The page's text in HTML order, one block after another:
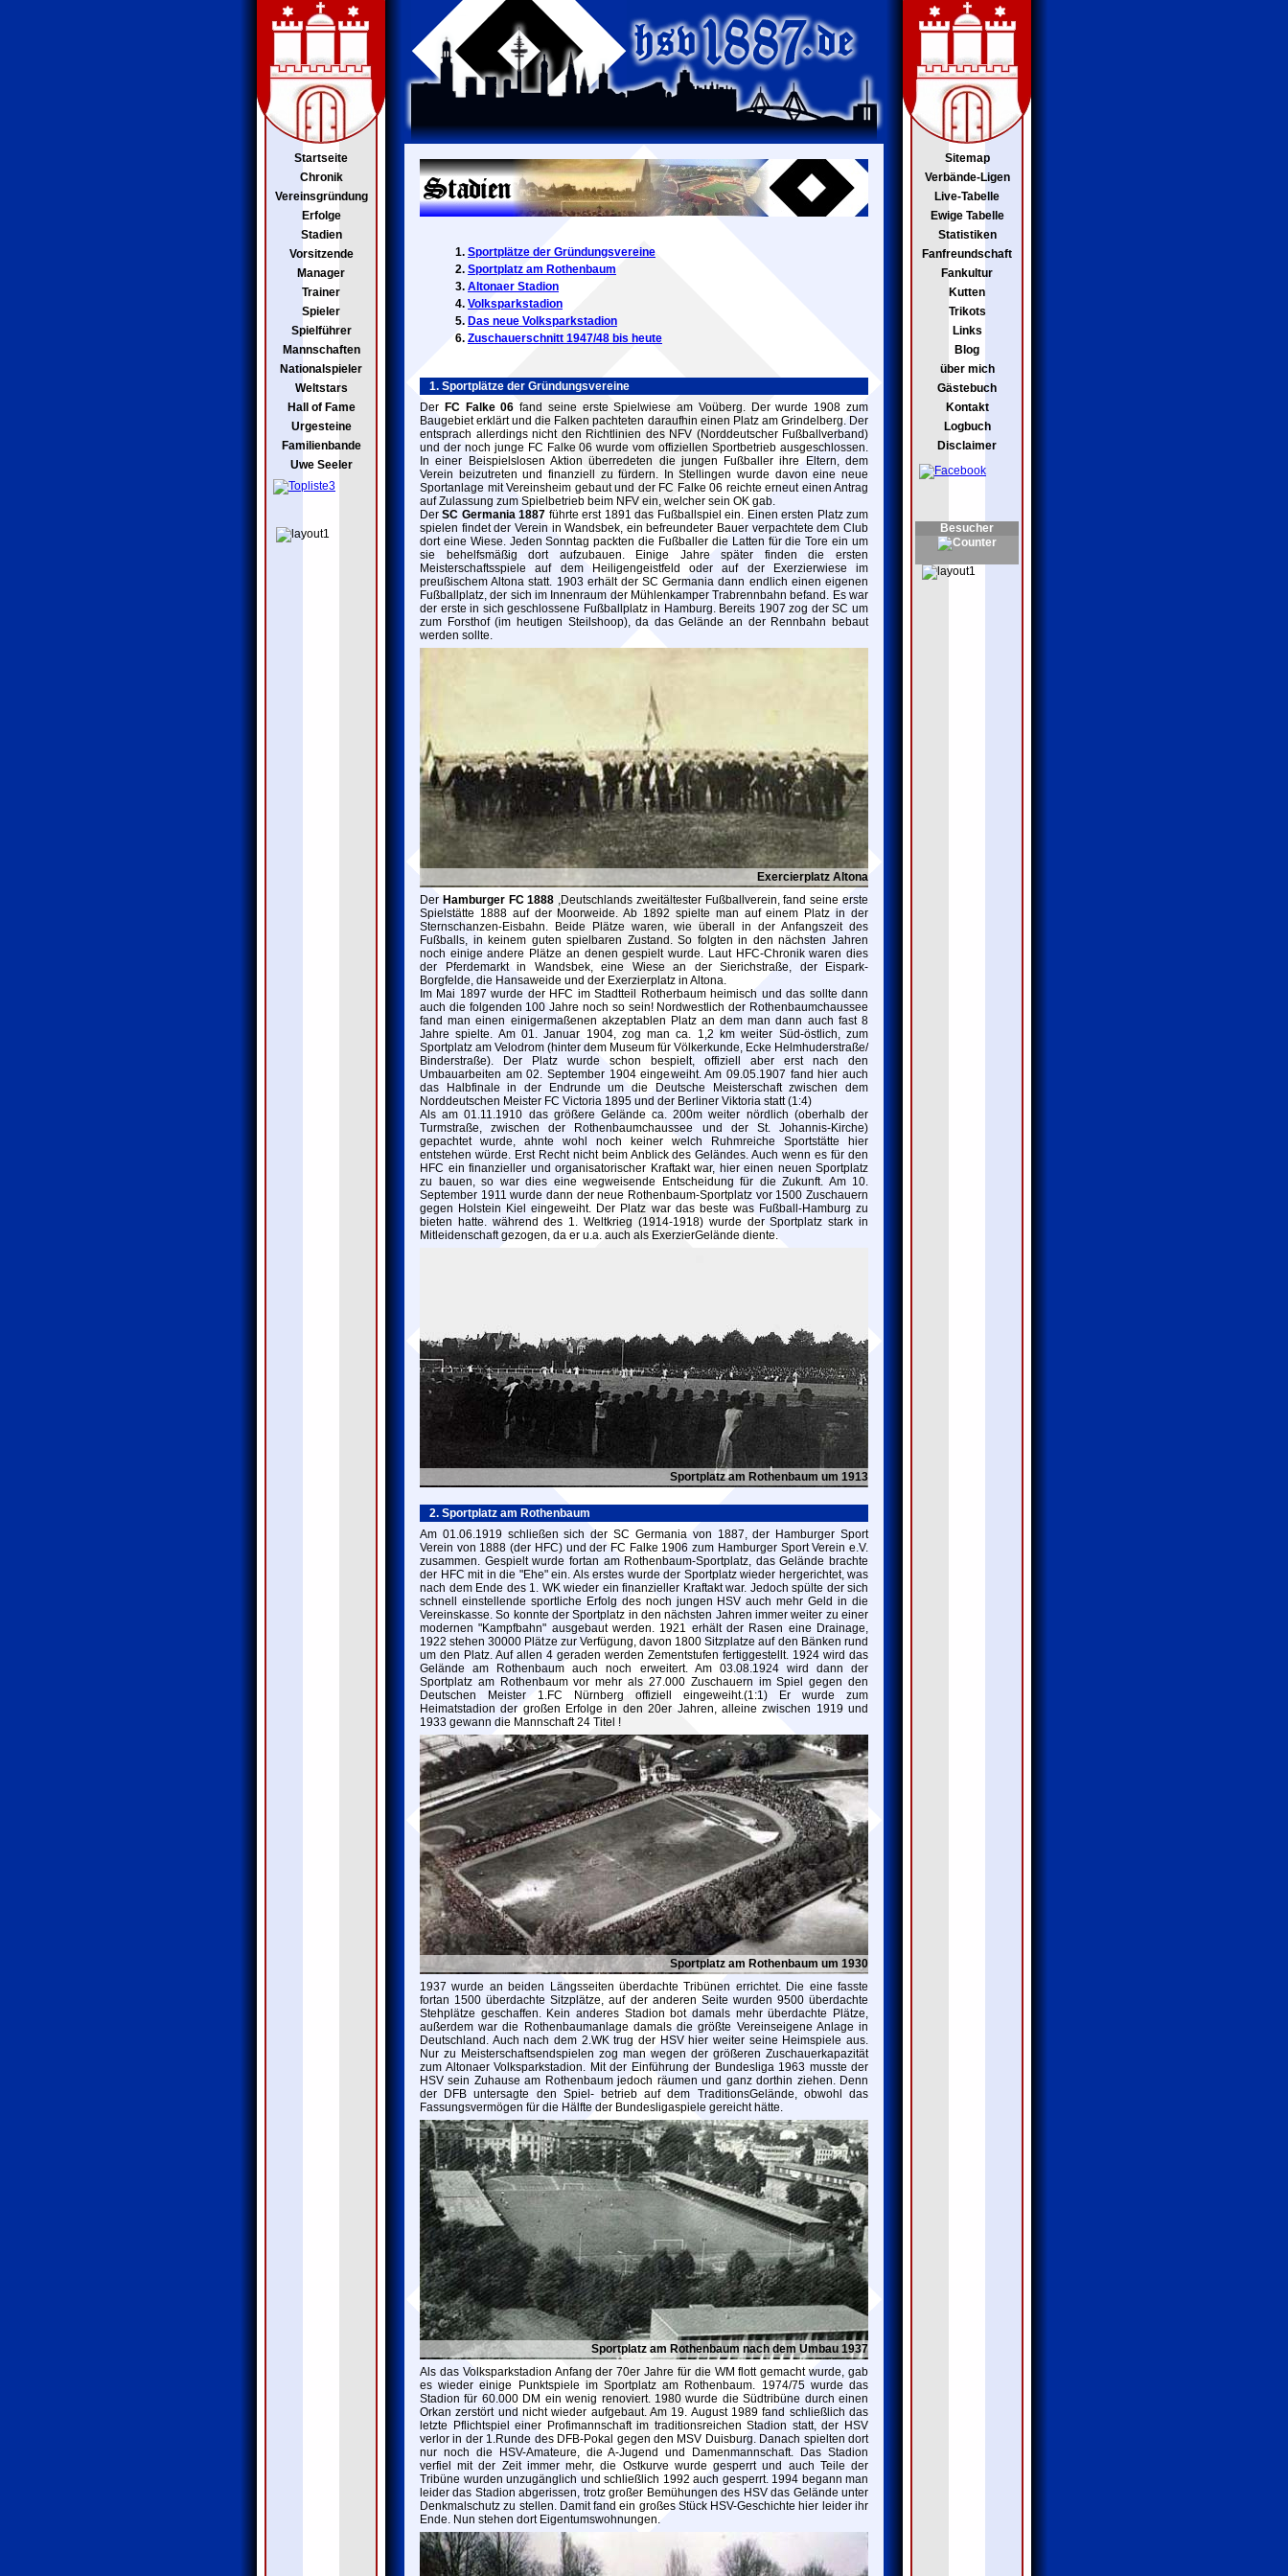
Startseite
Chronik
Vereinsgründung
Erfolge
Stadien
Vorsitzende
Manager
Trainer
Spieler
Spielführer
Mannschaften
Nationalspieler
Weltstars
Hall of Fame
Urgesteine
Familienbande
Uwe Seeler
Sitemap
Verbände-Ligen
Live-Tabelle
Ewige Tabelle
Statistiken
Fanfreundschaft
Fankultur
Kutten
Trikots
Links
Blog
über mich
Gästebuch
Kontakt
Logbuch
Disclaimer
Besucher
Sportplätze der Gründungsvereine
Sportplatz am Rothenbaum
Altonaer Stadion
Volksparkstadion
Das neue Volksparkstadion
Zuschauerschnitt 1947/48 bis heute
1. Sportplätze der Gründungsvereine
Der FC Falke 06 fand seine erste Spielwiese am Voüberg. Der wurde 1908 zum
Baugebiet erklärt und die Falken pachteten daraufhin einen Platz am Grindelberg. Der
entsprach allerdings nicht den Richtlinien des NFV (Norddeutscher Fußballverband)
und der noch junge FC Falke 06 wurde vom offiziellen Sportbetrieb ausgeschlossen.
In einer Beispielslosen Aktion überredeten die jungen Fußballer ihre Eltern, dem
Verein beizutreten und finanziell zu fürdern. In Stellingen wurde davon eine neue
Sportanlage mit Vereinsheim gebaut und der FC Falke 06 reichte erneut einen Antrag
auf Zulassung zum Spielbetrieb beim NFV ein, welcher sein OK gab.
DerSC Germania 1887 führte erst 1891 das Fußballspiel ein. Einen ersten Platz zum
spielen findet der Verein in Wandsbek, ein befreundeter Bauer verpachtete dem Club
dort eine Wiese. Jeden Sonntag packten die Fußballer die Latten für die Tore ein um
sie behelfsmäßig dort aufzubauen. Einige Jahre später finden die ersten
Meisterschaftsspiele auf dem Heiligengeistfeld oder auf der Exerzierwiese im
preußischem Altona statt. 1903 erhält der SC Germania dann endlich einen eigenen
Fußballplatz, der sich im Innenraum der Mühlenkamper Trabrennbahn befand. Es war
der erste in sich geschlossene Fußballplatz in Hamburg. Bereits 1907 zog der SC um
zum Forsthof (im heutigen Steilshoop), da das Gelände an der Rennbahn bebaut
werden sollte.
Exercierplatz Altona
Der Hamburger FC 1888 ,Deutschlands zweitältester Fußballverein, fand seine erste
Spielstätte 1888 auf der Moorweide. Ab 1892 spielte man auf einem Platz in der
Sternschanzen-Eisbahn. Beide Plätze waren, wie überall in der Anfangszeit des
Fußballs, in keinem guten spielbaren Zustand. So folgten in den nächsten Jahren
noch einige andere Plätze an denen gespielt wurde. Laut HFC-Chronik waren dies
der Pferdemarkt in Wandsbek, eine Wiese an der Sierichstraße, der Eispark-
Borgfelde, die Hansaweide und der Exerzierplatz in Altona.
Im Mai 1897 wurde der HFC im Stadtteil Rotherbaum heimisch und das sollte dann
auch die folgenden 100 Jahre noch so sein! Nordwestlich der Rothenbaumchaussee
fand man einen einigermaßenen akzeptablen Platz an dem man dann auch fast 8
Jahre spielte. Am 01. Januar 1904, zog man ca. 1,2 km weiter Süd-östlich, zum
Sportplatz am Velodrom (hinter dem Museum für Völkerkunde, Ecke Helmhuderstraße/
Binderstraße). Der Platz wurde schon bespielt, offiziell aber erst nach den
Umbauarbeiten am 02. September 1904 eingeweiht. Am 09.05.1907 fand hier auch
das Halbfinale in der Endrunde um die Deutsche Meisterschaft zwischen dem
Norddeutschen Meister FC Victoria 1895 und der Berliner Viktoria statt (1:4)
Als am 01.11.1910 das größere Gelände ca. 200m weiter nördlich (oberhalb der
Turmstraße, zwischen der Rothenbaumchaussee und der St. Johannis-Kirche)
gepachtet wurde, ahnte wohl noch keiner welch Ruhmreiche Sportstätte hier
entstehen würde. Erst Recht nicht beim Anblick des Geländes. Auch wenn es für den
HFC ein finanzieller und organisatorischer Kraftakt war, hier einen neuen Sportplatz
zu bauen, so war dies eine wegweisende Entscheidung für die Zukunft. Am 10.
September 1911 wurde dann der neue Rothenbaum-Sportplatz vor 1500 Zuschauern
gegen Holstein Kiel eingeweiht. Der Platz war das beste was Fußball-Hamburg zu
bieten hatte. während des 1. Weltkrieg (1914-1918) wurde der Sportplatz stark in
Mitleidenschaft gezogen, da er u.a. auch als ExerzierGelände diente.
Sportplatz am Rothenbaum um 1913
2. Sportplatz am Rothenbaum
Am 01.06.1919 schließen sich der SC Germania von 1887, der Hamburger Sport
Verein von 1888 (der HFC) und der FC Falke 1906 zum Hamburger Sport Verein e.V.
zusammen. Gespielt wurde fortan am Rothenbaum-Sportplatz, das Gelände brachte
der HFC mit in die "Ehe" ein. Als erstes wurde der Sportplatz wieder hergerichtet, was
nach dem Ende des 1. WK wieder ein finanzieller Kraftakt war. Jedoch spülte der sich
schnell einstellende sportliche Erfolg des noch jungen HSV auch mehr Geld in die
Vereinskasse. So konnte der Sportplatz in den nächsten Jahren immer weiter zu einer
modernen "Kampfbahn" ausgebaut werden. 1921 erhält der Rasen eine Drainage,
1922 stehen 30000 Plätze zur Verfügung, davon 1800 Sitzplatze auf den Bänken rund
um den Platz. Auf allen 4 geraden werden Zementstufen fertiggestellt. 1924 wird das
Gelände am Rothenbaum auch noch erweitert. Am 03.08.1924 wird dann der
Sportplatz am Rothenbaum vor mehr als 27.000 Zuschauern im Spiel gegen den
Deutschen Meister 1.FC Nürnberg offiziell eingeweiht.(1:1) Er wurde zum
Heimatstadion der großen Erfolge in den 20er Jahren, alleine zwischen 1919 und
1933 gewann die Mannschaft 24 Titel !
Sportplatz am Rothenbaum um 1930
1937 wurde an beiden Längsseiten überdachte Tribünen errichtet. Die eine fasste
fortan 1500 überdachte Sitzplätze, auf der anderen Seite wurden 9500 überdachte
Stehplätze geschaffen. Kein anderes Stadion bot damals mehr überdachte Plätze,
außerdem war die Rothenbaumanlage damals die größte Vereinseigene Anlage in
Deutschland. Auch nach dem 2.WK trug der HSV hier weiter seine Heimspiele aus.
Nur zu Meisterschaftsendspielen zog man wegen der größeren Zuschauerkapazität
zum Altonaer Volksparkstadion. Mit der Einführung der Bundesliga 1963 musste der
HSV sein Zuhause am Rothenbaum jedoch räumen und ganz dorthin ziehen. Denn
der DFB untersagte den Spiel- betrieb auf dem TraditionsGelände, obwohl das
Fassungsvermögen für die Hälfte der Bundesligaspiele gereicht hätte.
Sportplatz am Rothenbaum nach dem Umbau 1937
Als das Volksparkstadion Anfang der 70er Jahre für die WM flott gemacht wurde, gab
es wieder einige Punktspiele im Sportplatz am Rothenbaum. 1974/75 wurde das
Stadion für 60.000 DM ein wenig renoviert. 1980 wurde die Südtribüne durch einen
Orkan zerstört und nicht wieder aufgebaut. Am 19. August 1989 fand schließlich das
letzte Pflichtspiel einer Profimannschaft im traditionsreichen Stadion statt, der HSV
verlor in der 1.Runde des DFB-Pokal gegen den MSV Duisburg. Danach spielten dort
nur noch die HSV-Amateure, die A-Jugend und Damenmannschaft. Das Stadion
verfiel mit der Zeit immer mehr, die Ostkurve wurde gesperrt und auch Teile der
Tribüne wurden unzugänglich und schließlich 1992 auch gesperrt. 1994 begann man
leider das Stadion abgerissen, trotz großer Bemühungen des HSV das Gelände unter
Denkmalschutz zu stellen. Damit fand ein großes Stück HSV-Geschichte hier leider ihr
Ende. Nun stehen dort Eigentumswohnungen.